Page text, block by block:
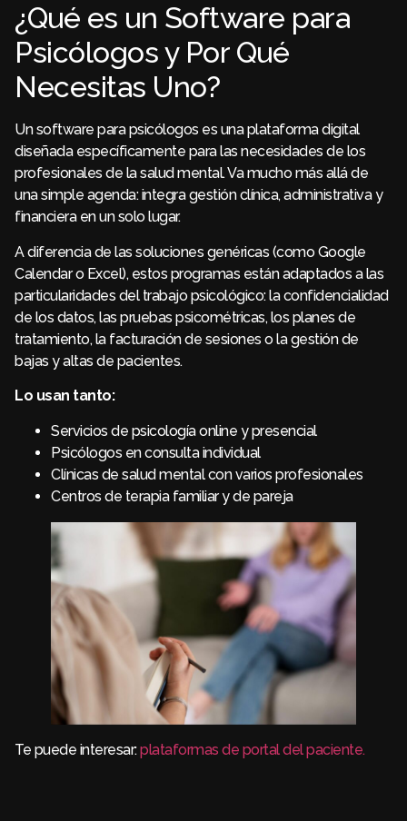
¿Qué es un Software para
Psicólogos y Por Qué
Necesitas Uno?
Un software para psicólogos es una plataforma digital
diseñada específicamente para las necesidades de los
profesionales de la salud mental. Va mucho más allá de
una simple agenda: integra gestión clínica, administrativa y
financiera en un solo lugar.
A diferencia de las soluciones genéricas (como Google
Calendar o Excel), estos programas están adaptados a las
particularidades del trabajo psicológico: la confidencialidad
de los datos, las pruebas psicométricas, los planes de
tratamiento, la facturación de sesiones o la gestión de
bajas y altas de pacientes.
Lo usan tanto:
Servicios de psicología online y presencial
Psicólogos en consulta individual
Clínicas de salud mental con varios profesionales
Centros de terapia familiar y de pareja
Te puede interesar:plataformas de portal del paciente.